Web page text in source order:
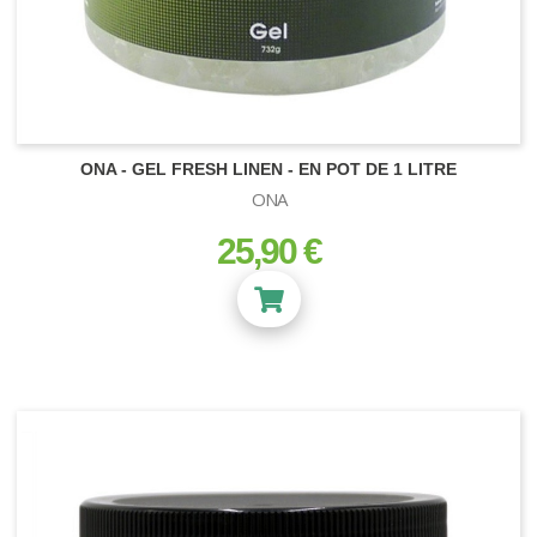
ONA - GEL FRESH LINEN - EN POT DE 1 LITRE
ONA
prix
25,90 €